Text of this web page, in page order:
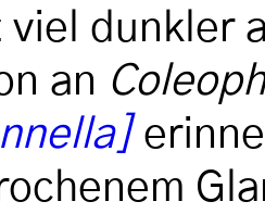
viel dunkler
an